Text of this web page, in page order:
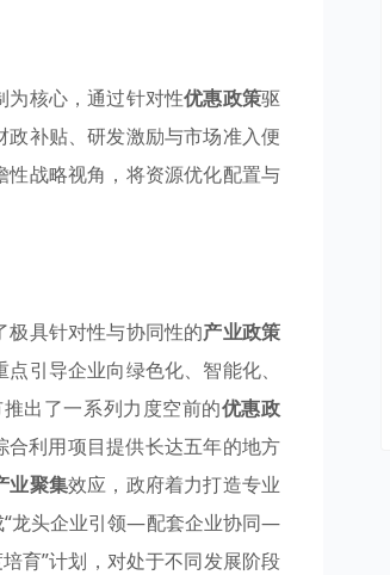
为核心，通过针对性优惠政策驱
政补贴、研发激励与市场准入便
性战略视角，将资源优化配置与
极具针对性与协同性的产业政策
引导企业向绿色化、智能化、
出了一系列力度空前的优惠政
合利用项目提供长达五年的地方
业聚集效应，政府着力打造专业
“龙头企业引领—配套企业协同—
育”计划，对处于不同发展阶段